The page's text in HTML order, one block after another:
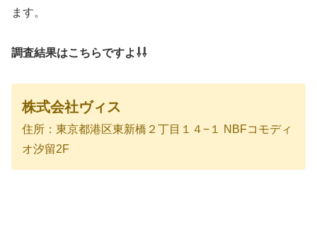
ます。
調査結果はこちらですよ⇩⇩
株式会社ヴィス
住所：東京都港区東新橋２丁目１４−１ NBFコモディ
オ汐留2F